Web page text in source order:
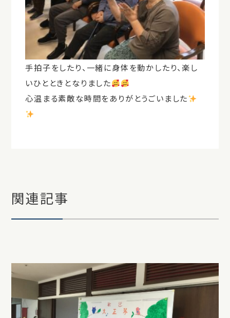
手拍子をしたり、一緒に身体を動かしたり、楽し
いひとときとなりました
心温まる素敵な時間をありがとうごいました
関連記事